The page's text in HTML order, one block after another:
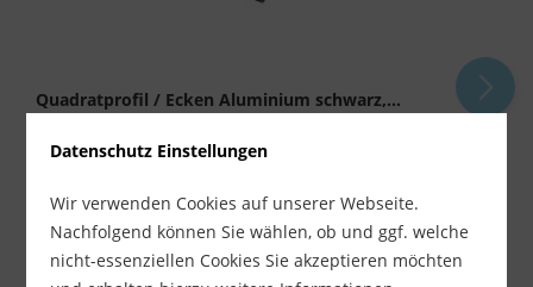
Quadratprofil / Ecken Aluminium schwarz,...
Lieferzeit ca. 1-3 Werktage
ab 7,10 €
inkl. MwSt.zzgl. Versandkosten
Datenschutz Einstellungen
Wir verwenden Cookies auf unserer Webseite.
Nachfolgend können Sie wählen, ob und ggf. welche
nicht-essenziellen Cookies Sie akzeptieren möchten